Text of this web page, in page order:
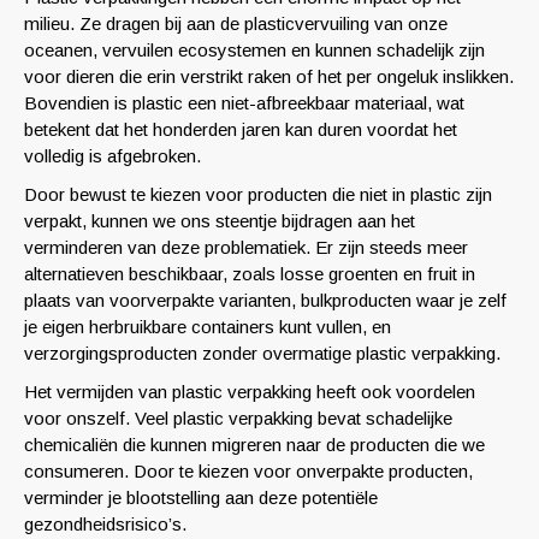
milieu. Ze dragen bij aan de plasticvervuiling van onze
oceanen, vervuilen ecosystemen en kunnen schadelijk zijn
voor dieren die erin verstrikt raken of het per ongeluk inslikken.
Bovendien is plastic een niet-afbreekbaar materiaal, wat
betekent dat het honderden jaren kan duren voordat het
volledig is afgebroken.
Door bewust te kiezen voor producten die niet in plastic zijn
verpakt, kunnen we ons steentje bijdragen aan het
verminderen van deze problematiek. Er zijn steeds meer
alternatieven beschikbaar, zoals losse groenten en fruit in
plaats van voorverpakte varianten, bulkproducten waar je zelf
je eigen herbruikbare containers kunt vullen, en
verzorgingsproducten zonder overmatige plastic verpakking.
Het vermijden van plastic verpakking heeft ook voordelen
voor onszelf. Veel plastic verpakking bevat schadelijke
chemicaliën die kunnen migreren naar de producten die we
consumeren. Door te kiezen voor onverpakte producten,
verminder je blootstelling aan deze potentiële
gezondheidsrisico’s.